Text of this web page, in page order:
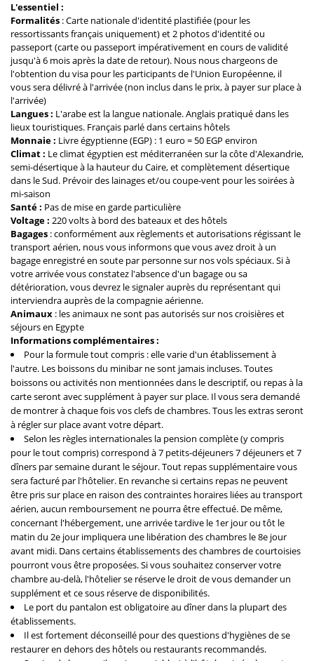
L'essentiel :
Formalités : Carte nationale d'identité plastifiée (pour les
ressortissants français uniquement) et 2 photos d'identité ou
passeport (carte ou passeport impérativement en cours de validité
jusqu'à 6 mois après la date de retour). Nous nous chargeons de
l'obtention du visa pour les participants de l'Union Européenne, il
vous sera délivré à l'arrivée (non inclus dans le prix, à payer sur place à
l'arrivée)
Langues : L'arabe est la langue nationale. Anglais pratiqué dans les
lieux touristiques. Français parlé dans certains hôtels
Monnaie : Livre égyptienne (EGP) : 1 euro = 50 EGP environ
Climat : Le climat égyptien est méditerranéen sur la côte d'Alexandrie,
semi-désertique à la hauteur du Caire, et complètement désertique
dans le Sud. Prévoir des lainages et/ou coupe-vent pour les soirées à
mi-saison
Santé : Pas de mise en garde particulière
Voltage : 220 volts à bord des bateaux et des hôtels
Bagages : conformément aux règlements et autorisations régissant le
transport aérien, nous vous informons que vous avez droit à un
bagage enregistré en soute par personne sur nos vols spéciaux. Si à
votre arrivée vous constatez l'absence d'un bagage ou sa
détérioration, vous devrez le signaler auprès du représentant qui
interviendra auprès de la compagnie aérienne.
Animaux : les animaux ne sont pas autorisés sur nos croisières et
séjours en Egypte
Informations complémentaires :
Pour la formule tout compris : elle varie d'un établissement à
l'autre. Les boissons du minibar ne sont jamais incluses. Toutes
boissons ou activités non mentionnées dans le descriptif, ou repas à la
carte seront avec supplément à payer sur place. Il vous sera demandé
de montrer à chaque fois vos clefs de chambres. Tous les extras seront
à régler sur place avant votre départ.
Selon les règles internationales la pension complète (y compris
pour le tout compris) correspond à 7 petits-déjeuners 7 déjeuners et 7
dîners par semaine durant le séjour. Tout repas supplémentaire vous
sera facturé par l'hôtelier. En revanche si certains repas ne peuvent
être pris sur place en raison des contraintes horaires liées au transport
aérien, aucun remboursement ne pourra être effectué. De même,
concernant l'hébergement, une arrivée tardive le 1er jour ou tôt le
matin du 2e jour impliquera une libération des chambres le 8e jour
avant midi. Dans certains établissements des chambres de courtoisies
pourront vous être proposées. Si vous souhaitez conserver votre
chambre au-delà, l'hôtelier se réserve le droit de vous demander un
supplément et ce sous réserve de disponibilités.
Le port du pantalon est obligatoire au dîner dans la plupart des
établissements.
Il est fortement déconseillé pour des questions d'hygiènes de se
restaurer en dehors des hôtels ou restaurants recommandés.